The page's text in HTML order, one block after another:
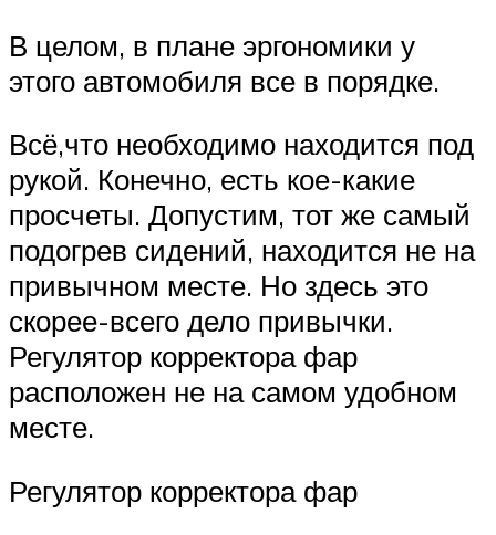
В целом, в плане эргономики у
этого автомобиля все в порядке.
Всё,что необходимо находится под
рукой. Конечно, есть кое-какие
просчеты. Допустим, тот же самый
подогрев сидений, находится не на
привычном месте. Но здесь это
скорее-всего дело привычки.
Регулятор корректора фар
расположен не на самом удобном
месте.
Регулятор корректора фар